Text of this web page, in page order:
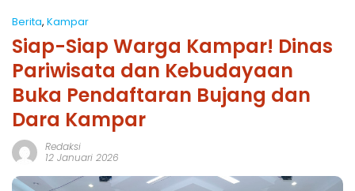
Berita, Kampar
Siap-Siap Warga Kampar! Dinas
Pariwisata dan Kebudayaan
Buka Pendaftaran Bujang dan
Dara Kampar
Redaksi
12 Januari 2026